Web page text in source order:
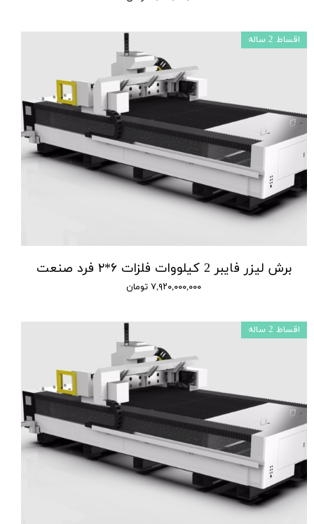
برش لیزر فایبر 2 کیلووات فلزات ۶*۲ فرد صنعت
۷,۹۲۰,۰۰۰,۰۰۰ تومان
اقساط 2 ساله
اقساط 2 ساله